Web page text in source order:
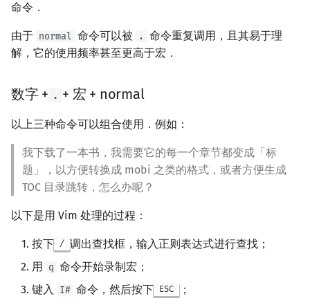
命令．
由于 normal 命令可以被 . 命令重复调用，且其易于理
解，它的使用频率甚至更高于宏．
数字 + . + 宏 + normal
以上三种命令可以组合使用．例如：
我下载了一本书，我需要它的每一个章节都变成「标
题」，以方便转换成 mobi 之类的格式，或者方便生成
TOC 目录跳转，怎么办呢？
以下是用 Vim 处理的过程：
按下 / 调出查找框，输入正则表达式进行查找；
用 q 命令开始录制宏；
键入
I# 命令，然后按下 ESC ；